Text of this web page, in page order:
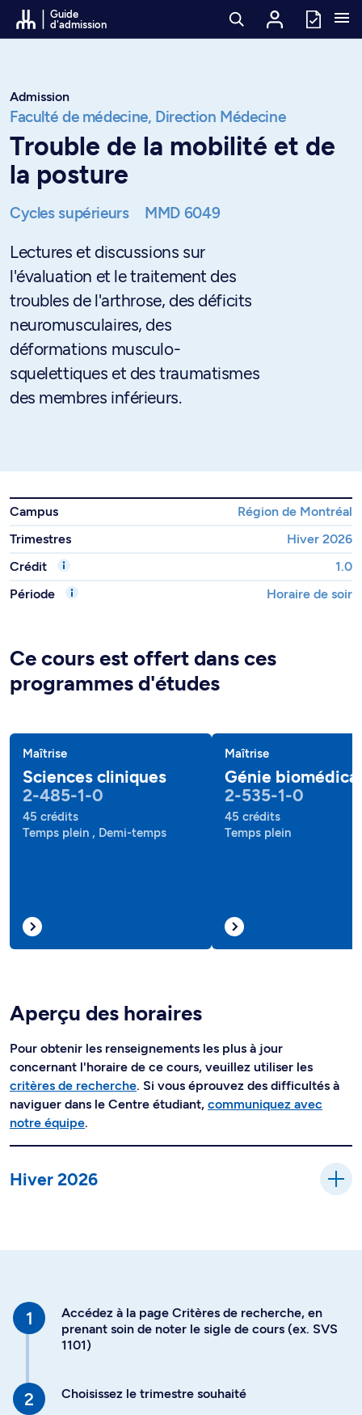
Passer au contenu
Guide
d'admission
Admission
Faculté de médecine, Direction Médecine
Trouble de la mobilité et de
la posture
Cycles supérieurs MMD 6049
Lectures et discussions sur
l'évaluation et le traitement des
troubles de l'arthrose, des déficits
neuromusculaires, des
déformations musculo-
squelettiques et des traumatismes
des membres inférieurs.
Campus
Région de Montréal
Trimestres
Hiver 2026
Crédit
1.0
Période
Horaire de soir
Ce cours est offert dans ces
programmes d'études
Maîtrise
Sciences cliniques
2-485-1-0
45 crédits
Temps plein , Demi-temps
Maîtrise
Génie biomédical
2-535-1-0
45 crédits
Temps plein
Aperçu des horaires
Pour obtenir les renseignements les plus à jour
concernant l'horaire de ce cours, veuillez utiliser les
critères de recherche. Si vous éprouvez des difficultés à
naviguer dans le Centre étudiant, communiquez avec
notre équipe.
Hiver 2026
Accédez à la page Critères de recherche, en
prenant soin de noter le sigle de cours (ex. SVS
1101)
Choisissez le trimestre souhaité